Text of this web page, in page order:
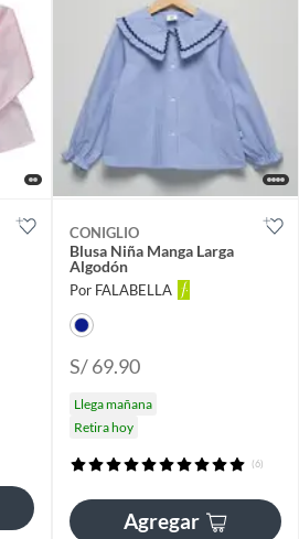
CONIGLIO
Blusa Niña Manga Larga
Algodón
Por FALABELLA
S/ 69.90
Llega mañana
Retira hoy
(6)
Agregar